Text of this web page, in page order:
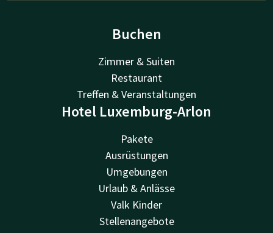
Buchen
Zimmer & Suiten
Restaurant
Treffen & Veranstaltungen
Hotel Luxemburg-Arlon
Pakete
Ausrüstungen
Umgebungen
Urlaub & Anlässe
Valk Kinder
Stellenangebote